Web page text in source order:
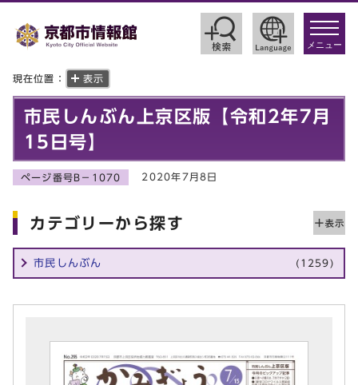
toggle
メニュー
現在位置： 表示
市民しんぶん上京区版【令和2年7月
15日号】
ページ番号B－1070 2020年7月8日
カテゴリーから探す
市民しんぶん (1259)